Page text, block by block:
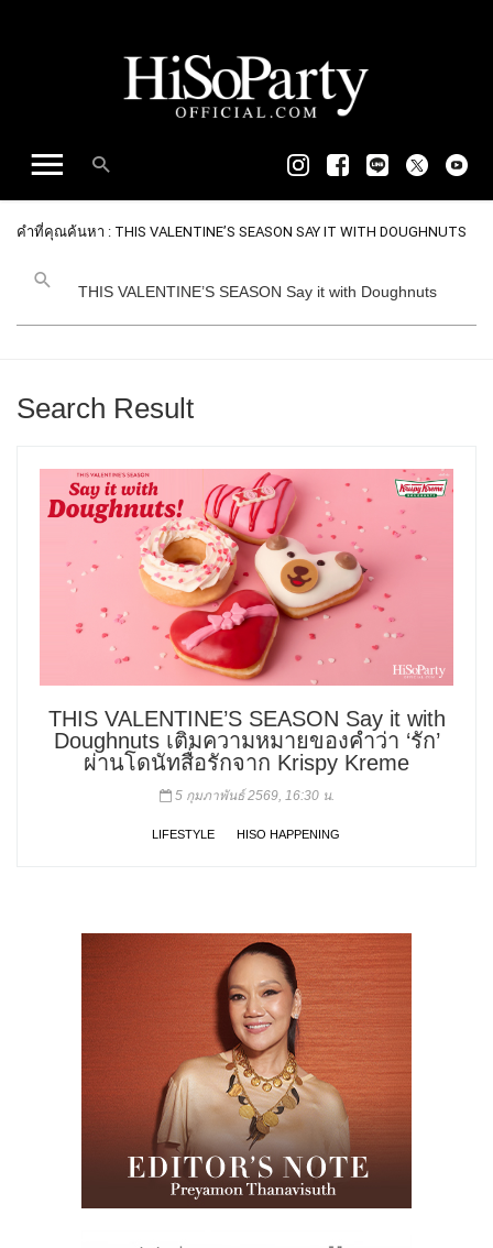
คำที่คุณค้นหา : THIS VALENTINE’S SEASON SAY IT WITH DOUGHNUTS
Search Result
THIS VALENTINE’S SEASON Say it with
Doughnuts เติมความหมายของคำว่า ‘รัก’
ผ่านโดนัทสื่อรักจาก Krispy Kreme
5 กุมภาพันธ์ 2569, 16:30 น.
LIFESTYLE HISO HAPPENING